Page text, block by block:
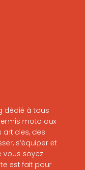
dédié à tous
moto aux
articles, des
s’équiper et
vous soyez
est fait pour